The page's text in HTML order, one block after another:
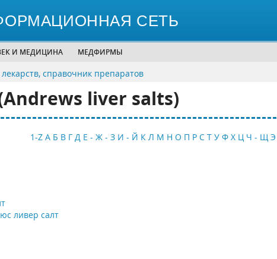
СЕТЬ
И МЕДИЦИНА МЕДФИРМЫ
справочник препаратов
liver salts)
1-Z А Б В Г Д Е - Ж - З И - Й К Л М Н О П Р С Т У Ф Х Ц Ч - Щ Э
ливер салт